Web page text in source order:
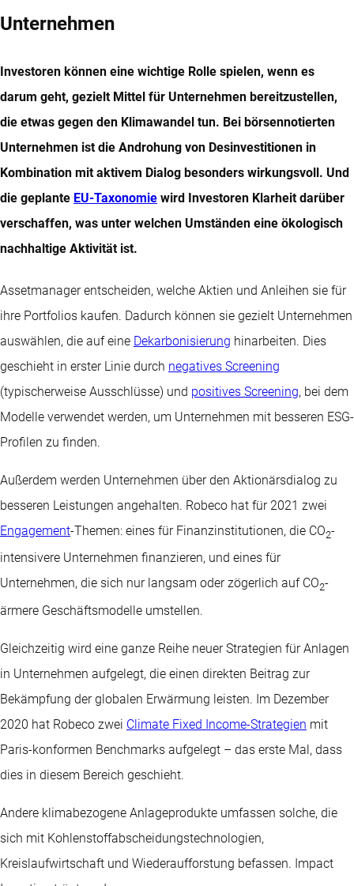
Unternehmen
Investoren können eine wichtige Rolle spielen, wenn es
darum geht, gezielt Mittel für Unternehmen bereitzustellen,
die etwas gegen den Klimawandel tun. Bei börsennotierten
Unternehmen ist die Androhung von Desinvestitionen in
Kombination mit aktivem Dialog besonders wirkungsvoll. Und
die geplante EU-Taxonomie wird Investoren Klarheit darüber
verschaffen, was unter welchen Umständen eine ökologisch
nachhaltige Aktivität ist.
Assetmanager entscheiden, welche Aktien und Anleihen sie für
ihre Portfolios kaufen. Dadurch können sie gezielt Unternehmen
auswählen, die auf eine Dekarbonisierung hinarbeiten. Dies
geschieht in erster Linie durch negatives Screening
(typischerweise Ausschlüsse) und positives Screening, bei dem
Modelle verwendet werden, um Unternehmen mit besseren ESG-
Profilen zu finden.
Außerdem werden Unternehmen über den Aktionärsdialog zu
besseren Leistungen angehalten. Robeco hat für 2021 zwei
Engagement-Themen: eines für Finanzinstitutionen, die CO2-
intensivere Unternehmen finanzieren, und eines für
Unternehmen, die sich nur langsam oder zögerlich auf CO2-
ärmere Geschäftsmodelle umstellen.
Gleichzeitig wird eine ganze Reihe neuer Strategien für Anlagen
in Unternehmen aufgelegt, die einen direkten Beitrag zur
Bekämpfung der globalen Erwärmung leisten. Im Dezember
2020 hat Robeco zwei Climate Fixed Income-Strategien mit
Paris-konformen Benchmarks aufgelegt – das erste Mal, dass
dies in diesem Bereich geschieht.
Andere klimabezogene Anlageprodukte umfassen solche, die
sich mit Kohlenstoffabscheidungstechnologien,
Kreislaufwirtschaft und Wiederaufforstung befassen. Impact